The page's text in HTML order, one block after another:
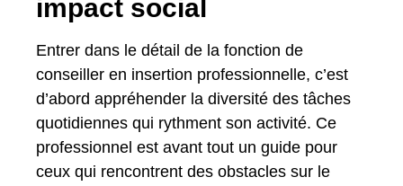
impact social
Entrer dans le détail de la fonction de
conseiller en insertion professionnelle, c’est
d’abord appréhender la diversité des tâches
quotidiennes qui rythment son activité. Ce
professionnel est avant tout un guide pour
ceux qui rencontrent des obstacles sur le